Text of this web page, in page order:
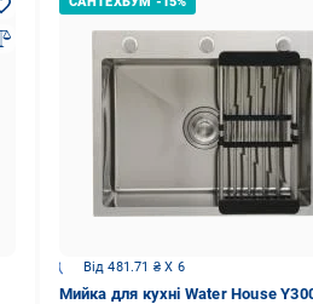
Від 481.71 ₴ X 6
Мийка для кухні Water House